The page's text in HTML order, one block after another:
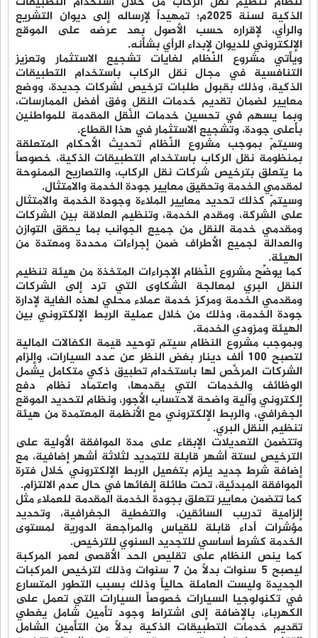
الذكية لسنة 2025م؛ تمهيداً لإرساله إلى ديوان التشريع
والرأي، لإقراره حسب الأصول بعد عرضه على الموقع
الإلكتروني للديوان لإبداء الرأي بشأنه.
ويأتي مشروع النِّظام لغايات تشجيع الاستثمار وتعزيز
التنافسية في مجال نقل الركاب باستخدام التطبيقات
الذكية، وذلك بقبول طلبات ترخيص لشركات جديدة، ووضع
معايير لضمان تقديم خدمات النقل وفق أفضل الممارسات،
وبما يسهم في تحسين خدمات النَّقل المقدمة للمواطنين
بأعلى جودة، وتشجيع الاستثمار في هذا القطاع.
وسيتمّ بموجب مشروع النِّظام تحديث الأحكام المتعلقة
بمنظومة نقل الركاب باستخدام التطبيقات الذكية، خصوصاً
ما يتعلق بترخيص شركات نقل الركاب، والتصاريح الممنوحة
لمقدمي الخدمة وتحقيق معايير جودة الخدمة والامتثال.
وسيتمّ كذلك تحديد معايير الملاءة وجودة الخدمة والامتثال
على الشركة، ومقدم الخدمة، وتنظيم العلاقة بين الشركات
ومقدمي خدمة النقل من جميع الجوانب بما يحقق التوازن
والعدالة لجميع الأطراف ضمن إجراءات محددة ومعتدة من
الهيئة.
كما يوضِّح مشروع النِّظام الإجراءات المتخذة من هيئة تنظيم
النقل البري لمعالجة الشكاوى التي ترد إلى الشركات
ومقدمي الخدمة ومركز خدمة عملاء محلي لهذه الغاية لإدارة
جودة الخدمة، وذلك من خلال عملية الربط الإلكتروني بين
الهيئة ومزودي الخدمة.
وبموجب مشروع النظام سيتم توحيد قيمة الكفالات المالية
لتصبح 100 ألف دينار بغض النظر عن عدد السيارات، وإلزام
الشركات المرخَّص لها باستخدام تطبيق ذكي متكامل يشمل
الوظائف والخدمات التي يقدمها، واعتماد نظام دفع
إلكتروني وآلية واضحة لاحتساب الأجور، ونظام لتحديد الموقع
الجغرافي، والربط الإلكتروني مع الأنظمة المعتمدة من هيئة
تنظيم النقل البري.
وتتضمن التعديلات الإبقاء على مدة الموافقة الأولية على
الترخيص لستة أشهر قابلة للتمديد لثلاثة أشهر إضافية، مع
إضافة شرط جديد يلزم بتفعيل الربط الإلكتروني خلال فترة
الموافقة المبدئية، تحت طائلة إلغائها في حال عدم الالتزام.
كما تتضمن معايير تتعلق بجودة الخدمة المقدمة للعملاء مثل
إلزامية تدريب السائقين، والتغطية الجغرافية، وتحديد
مؤشرات أداء قابلة للقياس والمراجعة الدورية لمستوى
الخدمة كشرط أساسي للتجديد السنوي للترخيص.
كما ينص النظام على تقليص الحد الأقصى لعمر المركبة
ليصبح ٥ سنوات بدلاً من ٧ سنوات وذلك لترخيص المركبات
الجديدة وليست العاملة حالياً وذلك بسبب التطور المتسارع
في تكنولوجيا السيارات خصوصاً السيارات التي تعمل على
الكهرباء، بالإضافة إلى اشتراط وجود تأمين شامل يغطي
تقديم خدمات التطبيقات الذكية بدلاً من التأمين الشامل